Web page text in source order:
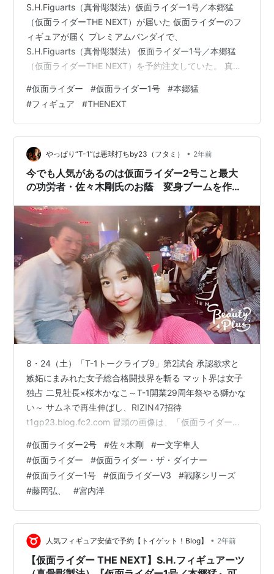
S.H.Figuarts（真骨彫製法）仮面ライダー1号／本郷猛
（仮面ライダーTHE NEXT）が届いた 仮面ライダーのフ
ィギュアが届く プレミアムバンダイで、
S.H.Figuarts（真骨彫製法） 仮面ライダー1号／本郷猛
（仮面ライダーTHE NEXT）を予約注文していた。 真骨
ライダーの中で、THE FIRSTシリーズの仮面ライダーの
姿が一番かっこいいと思っている。 画像で見る限り、価
格の割にチープさは否めないが、お気に入りのライダー
だから、思わず予約してしまった。 でも、時間が経つご
とに「やはり、いらなかったなぁ」と後悔するのであっ
た.…
#仮面ライダー #仮面ライダー1号 #本郷猛
#フィギュア #THENEXT
やっぱり“T-1”は悪球打ちby23（フタミ） • 2年前
今でも人気があるのは仮面ライダー2号こと最大
の功労者・佐々木剛氏のお蔭 変身ブームを作っ
ん、長谷川秀樹さん「仮面ライダー・ザ・ダイナ
ー」第二弾
8・24（土）「T-1トークライブ9」第2試合 承認欲求と
嫉妬にまみれた女子総合格闘技界を斬る マット界は女子
独占 二見社長×桜木かなこ～T-1開業29周年祭やる獅かな
い～ サムネで再生伸ばし、RIZIN47招待
t1gp23.blog.fc2.com 冒頭の画像は、「仮面ライダー・
こさん、二見。 「仮面ライダー・ザ・ダイナー」につい
て第二弾を更新。 画像を18枚アップするが、全て「仮面
ライダー・ザ・ダイナー」関連。 以下、18枚の内訳。 桜
木かなこさん単独 7枚 二見、桜木かなこさん、長谷川秀
樹さん 2枚 二見、桜木かなこさん 4枚 二見、…
#仮面ライダー2号 #佐々木剛 #一文字隼人
#仮面ライダー #仮面ライダー・ザ・ダイナー
#仮面ライダー1号 #仮面ライダーV3 #戦隊シリーズ
#藤岡弘、 #宮内洋
人気フィギュア安値で予約【トイゲット！Blog】 • 2年前
【仮面ライダー THE NEXT】S.H.フィギュアーツ